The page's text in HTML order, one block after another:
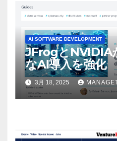
AI SOFTWARE DEVELOPMENT
JFrogとNVIDIA
なAI導入を強化
3月 18, 2025